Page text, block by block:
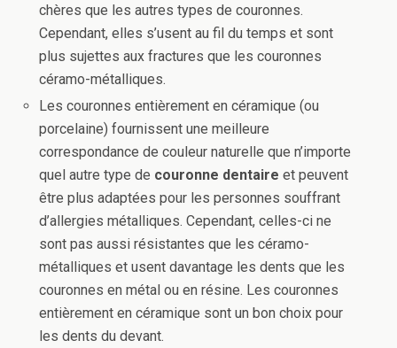
chères que les autres types de couronnes.
Cependant, elles s’usent au fil du temps et sont
plus sujettes aux fractures que les couronnes
céramo-métalliques.
Les couronnes entièrement en céramique (ou
porcelaine) fournissent une meilleure
correspondance de couleur naturelle que n’importe
quel autre type de couronne dentaire et peuvent
être plus adaptées pour les personnes souffrant
d’allergies métalliques. Cependant, celles-ci ne
sont pas aussi résistantes que les céramo-
métalliques et usent davantage les dents que les
couronnes en métal ou en résine. Les couronnes
entièrement en céramique sont un bon choix pour
les dents du devant.